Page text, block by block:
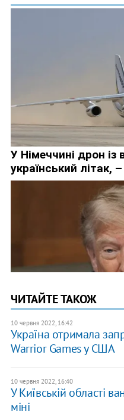
ЧИТАЙТЕ ТАКОЖ
10 червня 2022, 16:42
Україна отримала
Warrior Games у США
10 червня 2022, 16:40
У Київській області
міні